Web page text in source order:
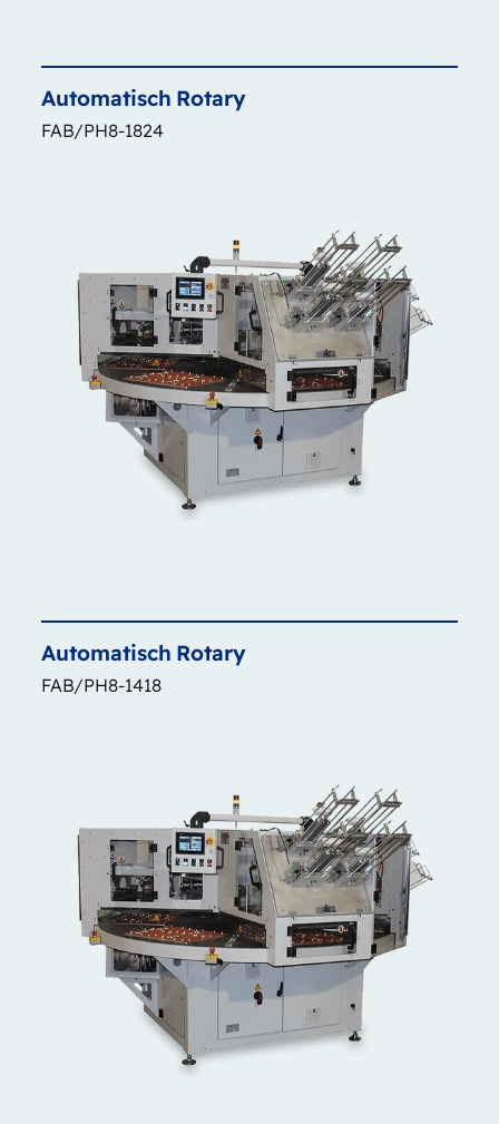
Automatisch Rotary
FAB/PH8-1824
Automatisch Rotary
FAB/PH8-1418